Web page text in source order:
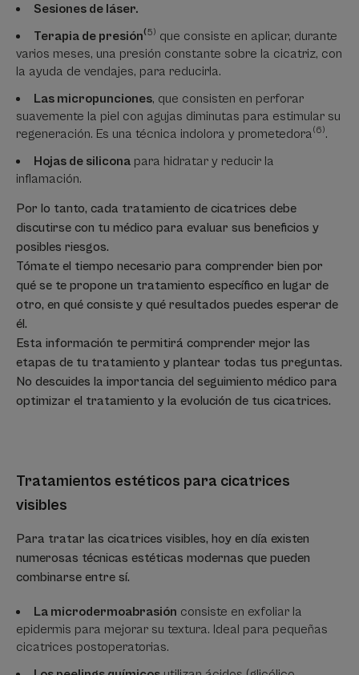
Sesiones de láser.
Terapia de presión(5) que consiste en aplicar, durante
varios meses, una presión constante sobre la cicatriz, con
la ayuda de vendajes, para reducirla.
Las micropunciones, que consisten en perforar
suavemente la piel con agujas diminutas para estimular su
regeneración. Es una técnica indolora y prometedora(6).
Hojas de silicona para hidratar y reducir la
inflamación.
Por lo tanto, cada tratamiento de cicatrices debe
discutirse con tu médico para evaluar sus beneficios y
posibles riesgos.
Tómate el tiempo necesario para comprender bien por
qué se te propone un tratamiento específico en lugar de
otro, en qué consiste y qué resultados puedes esperar de
él.
Esta información te permitirá comprender mejor las
etapas de tu tratamiento y plantear todas tus preguntas.
No descuides la importancia del seguimiento médico para
optimizar el tratamiento y la evolución de tus cicatrices.
Tratamientos estéticos para cicatrices
visibles
Para tratar las cicatrices visibles, hoy en día existen
numerosas técnicas estéticas modernas que pueden
combinarse entre sí.
La microdermoabrasión consiste en exfoliar la
epidermis para mejorar su textura. Ideal para pequeñas
cicatrices postoperatorias.